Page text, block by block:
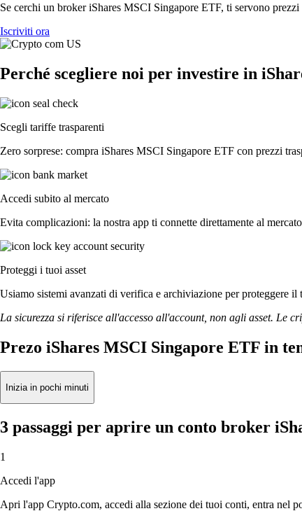
Se cerchi un broker iShares MSCI Singapore ETF, ti servono
Iscriviti ora
Perché scegliere noi per investire in
Scegli tariffe trasparenti
Zero sorprese: compra iShares MSCI Singapore ETF con prezzi
Accedi subito al mercato
Evita complicazioni: la nostra app ti connette direttamente al
Proteggi i tuoi asset
Usiamo sistemi avanzati di verifica e archiviazione per proteggere
La sicurezza si riferisce all'accesso all'account, non agli asset. Le
Prezo iShares MSCI Singapore ETF in
Inizia in pochi minuti
3 passaggi per aprire un conto broker
1
Accedi l'app
Apri l'app Crypto.com, accedi alla sezione dei tuoi conti, entra nel